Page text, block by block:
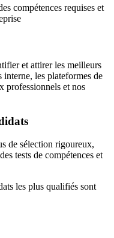
compétences requises et
et attirer les meilleurs
interne, les plateformes de
professionnels et nos
de sélection rigoureux,
tests de compétences et
les plus qualifiés sont